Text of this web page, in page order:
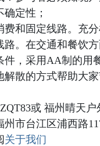
定性；
费和固定线路。充
路。在交通和餐饮
件，采用AA制的用
解散的方式帮助大
或 福州晴天户
州市台江区浦西路
关于我们